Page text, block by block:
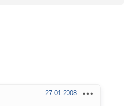
27.01.2008